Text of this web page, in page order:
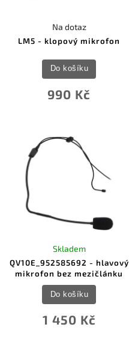
LM5 - klopový mikrofon
Na dotaz
990 Kč
Do košíku
QV10E_952585692 - hlavový
mikrofon bez mezičlánku
Skladem
1 450 Kč
Do košíku